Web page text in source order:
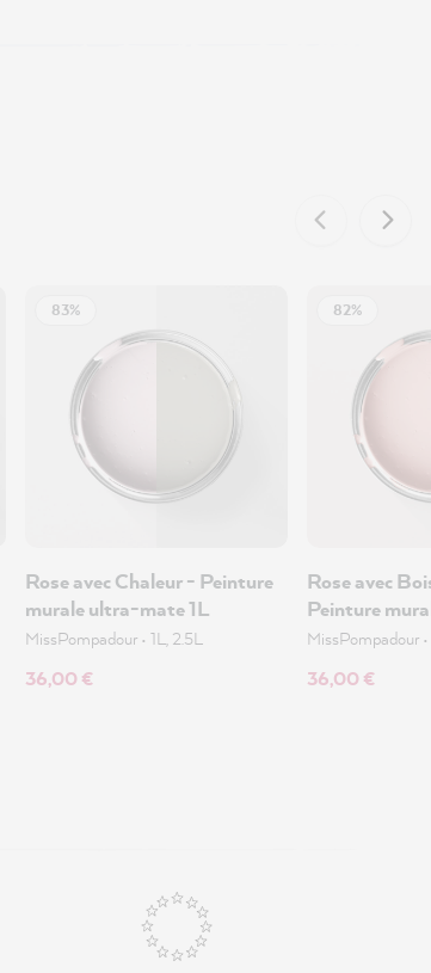
83%
Rose avec Chaleur - Peinture
murale ultra-mate 1L
MissPompadour • 1L, 2.5L
36,00 €
82%
Rose avec
Peinture
MissPompadour •
36,00 €